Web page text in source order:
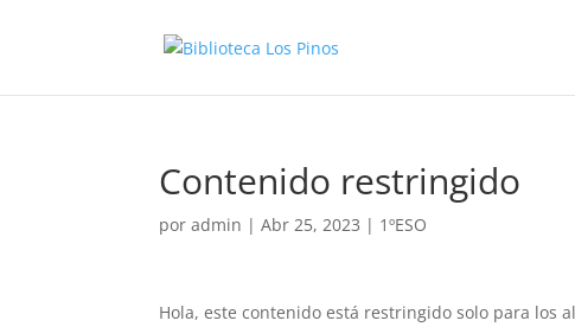
Contenido restringido
poradmin |Abr 25, 2023 | 1ºESO
Hola, este contenido está restringido solo para los